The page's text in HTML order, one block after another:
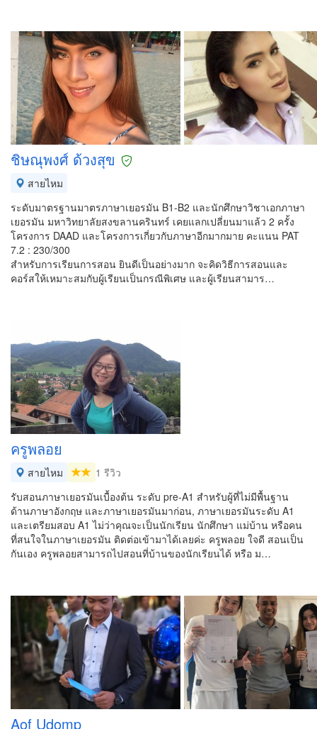
ชิษณุพงศ์ ด้วงสุข
สายไหม
ระดับมาตรฐานมาตรภาษาเยอรมัน B1-B2 และนักศึกษาวิชาเอกภาษา
เยอรมัน มหาวิทยาลัยสงขลานครินทร์ เคยแลกเปลี่ยนมาแล้ว 2 ครั้ง
โครงการ DAAD และโครงการเกี่ยวกับภาษาอีกมากมาย คะแนน PAT
7.2 : 230/300
สำหรับการเรียนการสอน ยินดีเป็นอย่างมาก จะคิดวิธีการสอนและ
คอร์สให้เหมาะสมกับผู้เรียนเป็นกรณีพิเศษ และผู้เรียนสามาร…
ครูพลอย
สายไหม
1 รีวิว
รับสอนภาษาเยอรมันเบื้องต้น ระดับ pre-A1 สำหรับผู้ที่ไม่มีพื้นฐาน
ด้านภาษาอังกฤษ และภาษาเยอรมันมาก่อน, ภาษาเยอรมันระดับ A1
และเตรียมสอบ A1 ไม่ว่าคุณจะเป็นนักเรียน นักศึกษา แม่บ้าน หรือคน
ที่สนใจในภาษาเยอรมัน ติดต่อเข้ามาได้เลยค่ะ ครูพลอย ใจดี สอนเป็น
กันเอง ครูพลอยสามารถไปสอนที่บ้านของนักเรียนได้ หรือ ม…
Aof Udomp